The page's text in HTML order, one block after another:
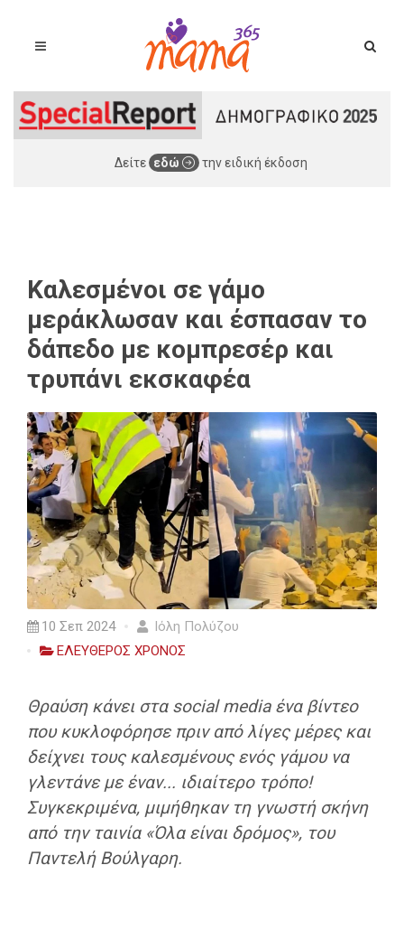
Δείτε εδώ την ειδική έκδοση
Καλεσμένοι σε γάμο
μεράκλωσαν και έσπασαν το
δάπεδο με κομπρεσέρ και
τρυπάνι εκσκαφέα
10 Σεπ 2024
Ιόλη Πολύζου
ΕΛΕΥΘΕΡΟΣ ΧΡΟΝΟΣ
Θραύση κάνει στα social media ένα βίντεο
που κυκλοφόρησε πριν από λίγες μέρες και
δείχνει τους καλεσμένους ενός γάμου να
γλεντάνε με έναν... ιδιαίτερο τρόπο!
Συγκεκριμένα, μιμήθηκαν τη γνωστή σκήνη
από την ταινία «Όλα είναι δρόμος», του
Παντελή Βούλγαρη.